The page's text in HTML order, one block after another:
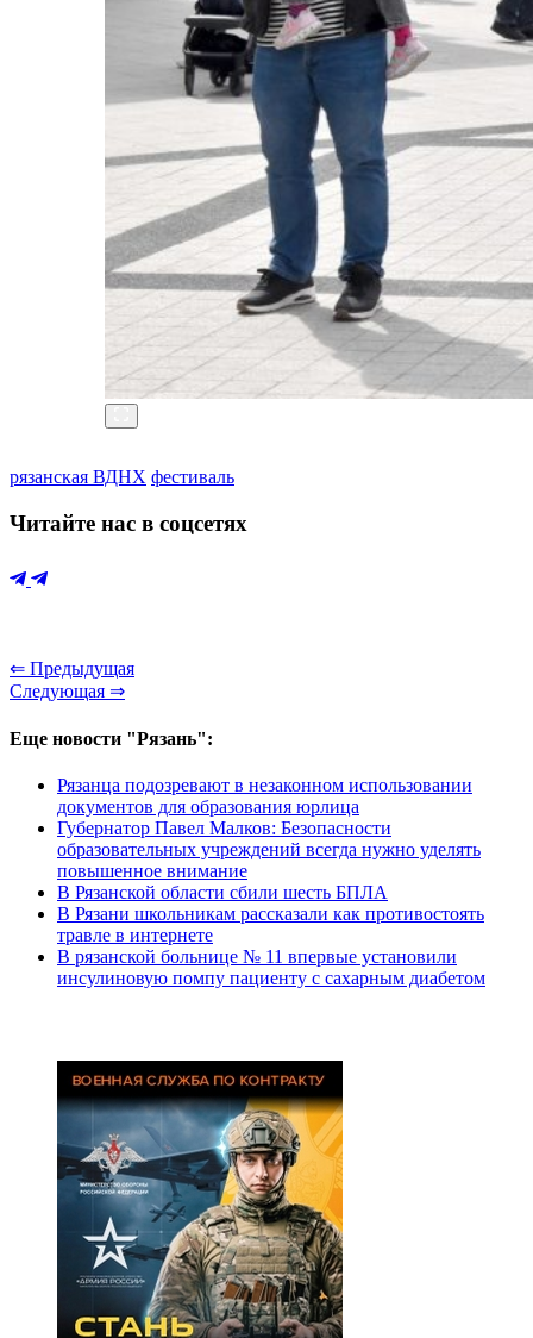
рязанская ВДНХ фестиваль
Читайте нас в соцсетях
⇐ Предыдущая
Следующая ⇒
Еще новости "Рязань":
Рязанца подозревают в незаконном использовании
документов для образования юрлица
Губернатор Павел Малков: Безопасности
образовательных учреждений всегда нужно уделять
повышенное внимание
В Рязанской области сбили шесть БПЛА
В Рязани школьникам рассказали как противостоять
травле в интернете
В рязанской больнице № 11 впервые установили
инсулиновую помпу пациенту с сахарным диабетом